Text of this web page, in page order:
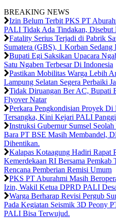
BREAKING NEWS
Izin Belum Terbit PKS PT
PALI Tidak Ada Tindakan, Disebut
Fatality Serius Terjadi di Pabrik
Sumatera (GBS), 1 Korban Sedang
Bupati Egi Saksikan Upacara
Satu Ngaben Terbesar Di Indonesia
Pastikan Mobilitas Warga Lebih
Lampung Selatan Segera Perbaiki
Tidak Diruangan Ber AC, Bupati
Flyover Natar
Perkara Pengkondisian Proyek
Tersangka, Kini Kejari PALI
Instruksi Gubernur Sumsel
Bara PT BSE Masih Membandel,
Dihentikan.
Kalapas Kotaagung Hadiri Rapat
Kemerdekaan RI Bersama Pemkab
Rencana Pemberian Remisi Umum
PKS PT Aburahmi Masih
Izin, Wakil Ketua DPRD PALI
Warga Berharap Revisi Pergub
Pada Kegiatan Seismik 3D Peony
PALI Bisa Terwujud.